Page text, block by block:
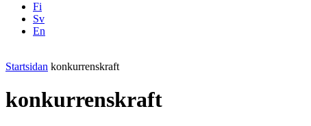
Fi
Sv
En
Startsidan konkurrenskraft
konkurrenskraft